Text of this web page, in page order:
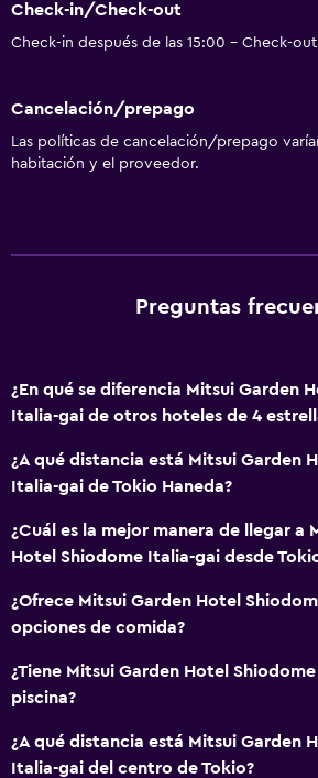
Papel higiénico
Cepillo de dientes
Accesibilidad y adecuación
Ascensor
Para no fumadores
Inodoro con barras de apoyo
Centro de negocios
Caja fuerte
Check-in/Check-out
Check-in después de las 15:00 - Check-out
Cancelación/prepago
Las políticas de cancelación/prepago
habitación y el proveedor.
Preguntas
¿En qué se diferencia Mitsui Garden
Italia-gai de otros hoteles de 4
¿A qué distancia está Mitsui Garden
Italia-gai de Tokio Haneda?
¿Cuál es la mejor manera de llegar a
Hotel Shiodome Italia-gai desde
¿Ofrece Mitsui Garden Hotel
opciones de comida?
¿Tiene Mitsui Garden Hotel
piscina?
¿A qué distancia está Mitsui Garden
Italia-gai del centro de Tokio?